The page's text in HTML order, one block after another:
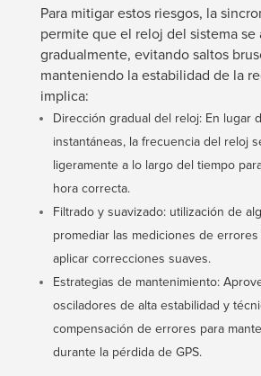
Para mitigar estos riesgos, la
permite que el reloj del sistema se
gradualmente, evitando saltos
manteniendo la estabilidad de la
implica:
Dirección gradual del reloj: En lugar
instantáneas, la frecuencia del reloj
ligeramente a lo largo del tiempo
hora correcta.
Filtrado y suavizado: utilización de
promediar las mediciones de
aplicar correcciones suaves.
Estrategias de mantenimiento:
osciladores de alta estabilidad y
compensación de errores para
durante la pérdida de GPS.